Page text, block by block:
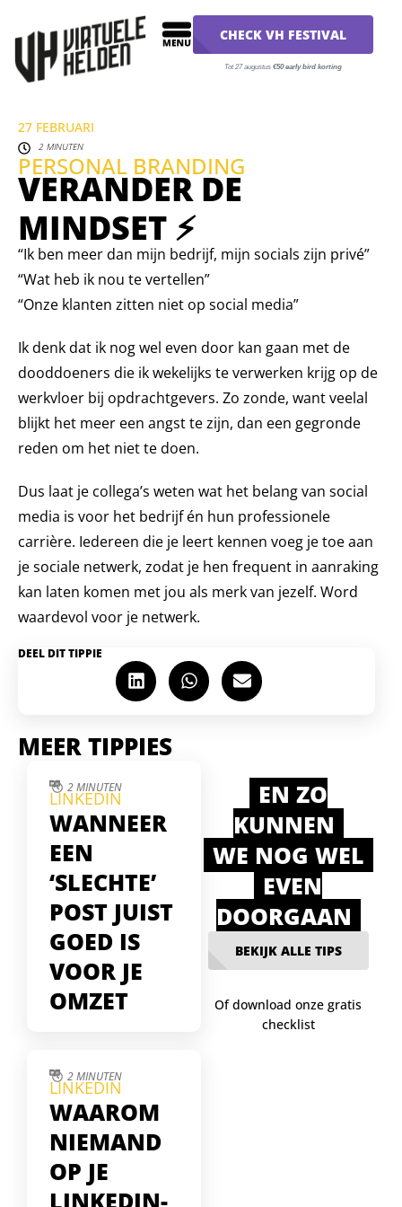
CHECK VH FESTIVAL
Tot 27 augustus€50 early bird korting
27 FEBRUARI
2 MINUTEN
PERSONAL BRANDING
VERANDER DE
MINDSET ⚡️
“Ik ben meer dan mijn bedrijf, mijn socials zijn privé”⁣
“Wat heb ik nou te vertellen”⁣
“Onze klanten zitten niet op social media”⁣
Ik denk dat ik nog wel even door kan gaan met de
dooddoeners die ik wekelijks te verwerken krijg op de
werkvloer bij opdrachtgevers. Zo zonde, want veelal
blijkt het meer een angst te zijn, dan een gegronde
reden om het niet te doen.⁣
Dus laat je collega’s weten wat het belang van social
media is voor het bedrijf én hun professionele
carrière. Iedereen die je leert kennen voeg je toe aan
je sociale netwerk, zodat je hen frequent in aanraking
kan laten komen met jou als merk van jezelf. Word
waardevol voor je netwerk.⁣
DEEL DIT TIPPIE
MEER TIPPIES
2 MINUTEN
LINKEDIN
WANNEER
EEN
‘SLECHTE’
POST JUIST
GOED IS
VOOR JE
OMZET
reacties. Maar juist die
stille posts blijken
gelezen te worden
door je echte
doelgroep. In deze tip
ontdek je waarom
zichtbare interactie
2 MINUTEN
LINKEDIN
WAAROM
NIEMAND
OP JE
LINKEDIN-
EN ZO
KUNNEN
WE NOG WEL
EVEN
DOORGAAN
BEKIJK ALLE TIPS
Of download onze gratis
checklist